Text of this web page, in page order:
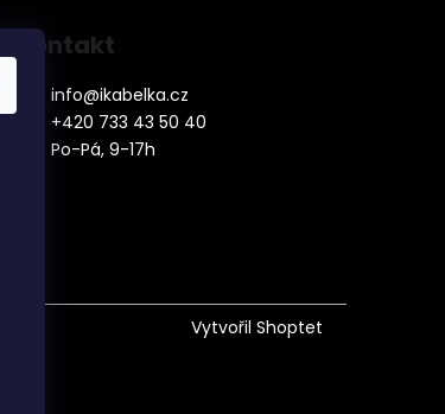
Kontakt
info@ikabelka.cz
+420 733 43 50 40
Po-Pá, 9-17h
Vytvořil Shoptet